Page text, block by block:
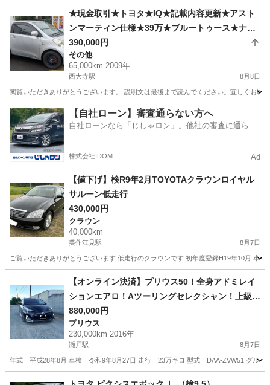
瀬戸駅 アクア
★現金取引★トヨタ★IQ★記載内容更新★アスト
ンマーティン仕様★39万★ブルートゥース★ナビ
★バックカメラ★２１年式★65000km走行★車検
令和10年7月まで★
390,000円
その他
65,000km 2009年
西大寺駅 8月8日
閲覧いただきありがとうございます。 説明文は最後まで読んでください。宜しく
岡山 岡山市 西大寺駅 その他 アストンマーティン
【自社ローン】審査通らない方へ
自社ローンなら「じしゃロン」。他社の審査に通らな
株式会社IDOM Ad
【値下げ】検R9年2月TOYOTAクラウンロイヤル
サルーン低走行
430,000円
クラウン
40,000km
美作江見駅 8月7日
ご覧いただきありがとうございます 低走行のクラウンです 初年度登録H19年10月 車
美作江見駅 クラウン クラウンロイヤル
【オンライン決済】プリウス50！全身アドミレイ
ションエアロ！Aツーリングセレクシャン！上級グ
レード
880,000円
プリウス
230,000km 2016年
瀬戸駅 8月7日
年式 平成28年8月 車検 令和9年8月27日 走行 23万キロ 型式 DAA-ZVW51 グルー
瀬戸駅